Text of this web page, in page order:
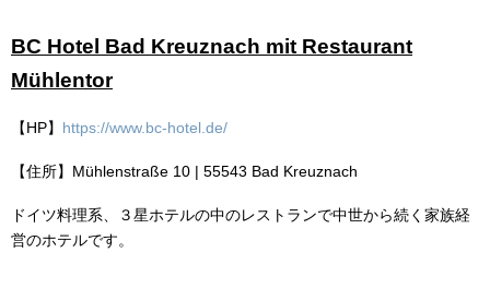
BC Hotel Bad Kreuznach mit Restaurant
Mühlentor
【HP】 https://www.bc-hotel.de/
【住所】 Mühlenstraße 10 | 55543 Bad Kreuznach
ドイツ料理系、３星ホテルの中のレストランで中世から続く家族経
営のホテルです。